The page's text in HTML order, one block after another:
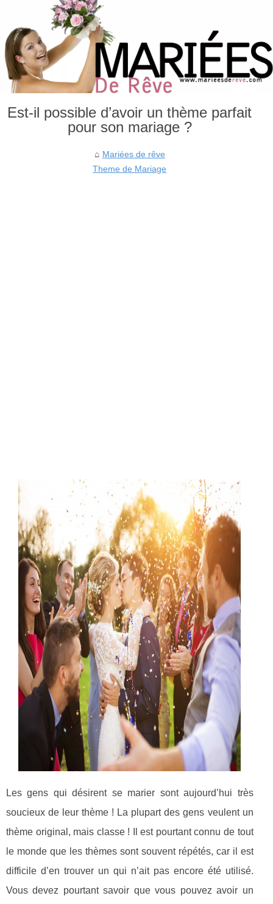
Est-il possible d’avoir un thème parfait
pour son mariage ?
Mariées de rêve
Theme de Mariage
Les gens qui désirent se marier sont aujourd’hui très
soucieux de leur thème ! La plupart des gens veulent un
thème original, mais classe ! Il est pourtant connu de tout
le monde que les thèmes sont souvent répétés, car il est
difficile d’en trouver un qui n’ait pas encore été utilisé.
Vous devez pourtant savoir que vous pouvez avoir un